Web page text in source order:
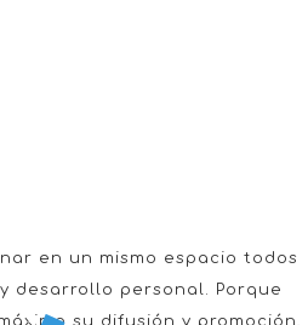
en un mismo espacio todos
desarrollo personal. Porque
su difusión y promoción,